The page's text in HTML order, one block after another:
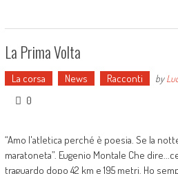
La Prima Volta
La corsa News Racconti by
0
“Amo l'atletica perché è poesia. Se la
maratoneta”. Eugenio Montale Che
traguardo dopo 42 km e 195 metri. Ho